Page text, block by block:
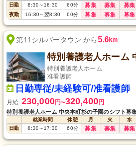
日勤
8:30～16:30 60分 募集 募集 募集
夜勤 16:30～翌8:30 60分 募集 募集 募集
第11シルバータウン から5.6km
特別養護老人ホーム
特別養護老人ホーム
准看護師
日勤専従/未経験可/准看護師
月給 230,000円〜320,400円
特別養護老人ホーム 中央本町杉の子園のシフト募
就業時間 休憩 月 火 水
日勤
8:30～17:30 60分 募集 募集 募集